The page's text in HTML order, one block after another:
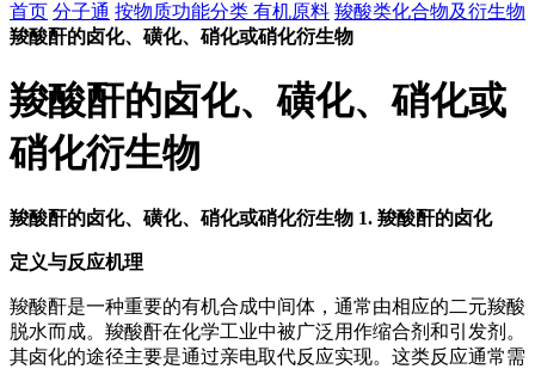
首页 分子通 按物质功能分类 有机原料 羧酸类化合物及衍生物
羧酸酐的卤化、磺化、硝化或硝化衍生物
羧酸酐的卤化、磺化、硝化或
硝化衍生物
羧酸酐的卤化、磺化、硝化或硝化衍生物 1. 羧酸酐的卤化
定义与反应机理
羧酸酐是一种重要的有机合成中间体，通常由相应的二元羧酸
脱水而成。羧酸酐在化学工业中被广泛用作缩合剂和引发剂。
其卤化的途径主要是通过亲电取代反应实现。这类反应通常需